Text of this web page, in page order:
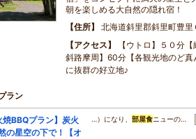
朝を楽しめる大自然の隠れ宿！
住所
北海道斜里郡斜里町豊里
アクセス
【ウトロ】５０分
斜路摩周】60分【各観光地のど真
に抜群の好立地♪
ラン
BBQプラン】炭火
の星空の下で！【オ
…）になり、 部屋食ニューの…